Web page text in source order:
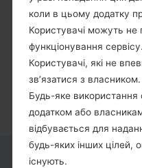
коли в цьому додатку
Користувачі можуть не
функціонування сервісу.
Користувачі, які не
зв’язатися з власником.
Будь-яке використання
додатком або
відбувається для
будь-яких інших цілей,
існують.